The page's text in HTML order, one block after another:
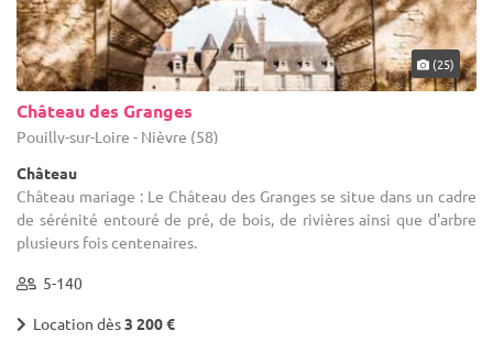
(25)
Château des Granges
Pouilly-sur-Loire - Nièvre (58)
Château
Château mariage : Le Château des Granges se situe dans un cadre
de sérénité entouré de pré, de bois, de rivières ainsi que d'arbre
plusieurs fois centenaires.
5-140
Location dès3 200 €